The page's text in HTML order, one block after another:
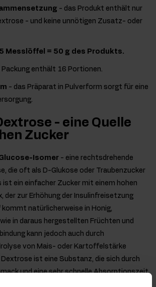
- das Produkt enthält nur
- und keine unnötigen Zusatz- oder
Messlöffel = 50 g des Produkts.
Packung enthält 16 Portionen.
- das Präparat in Pulverform sorgt für eine
- eine Quelle
Zucker
Isomer - eine rechtsdrehende
die oft als D-Glukose oder Traubenzucker
ist ein einfacher Zucker mit einem hohen
der zur Erhöhung der Insulinfreisetzung
natürlicherweise in Honig,
in daraus hergestellten Früchten und
kann jedoch auch durch
von Mais- oder Kartoffelstärke
Dextrose ist eine Substanz, die sich durch
und eine sehr schnelle Absorptionszeit
auszeichnet und somit eine wertvolle